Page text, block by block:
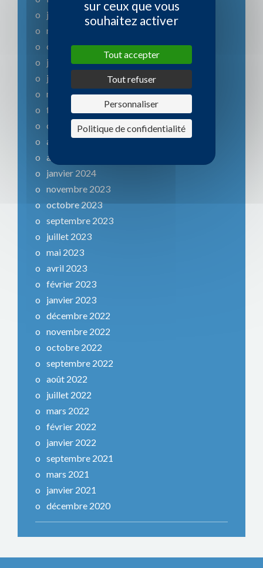
janvier 2026
novembre 2025
octobre 2025
juillet 2025
juin 2025
mars 2025
février 2025
octobre 2024
août 2024
avril 2024
janvier 2024
novembre 2023
octobre 2023
septembre 2023
juillet 2023
mai 2023
avril 2023
février 2023
janvier 2023
décembre 2022
novembre 2022
octobre 2022
septembre 2022
août 2022
juillet 2022
mars 2022
février 2022
janvier 2022
septembre 2021
mars 2021
janvier 2021
décembre 2020
sur ceux que vous
souhaitez activer
Tout accepter
Tout refuser
Personnaliser
Politique de confidentialité